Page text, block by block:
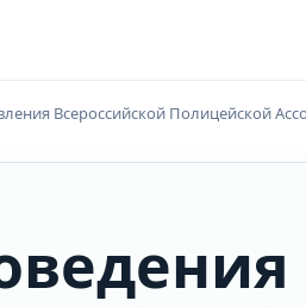
Всероссийской Полицейской